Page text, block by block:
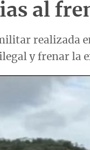
al
realizada
y frenar la